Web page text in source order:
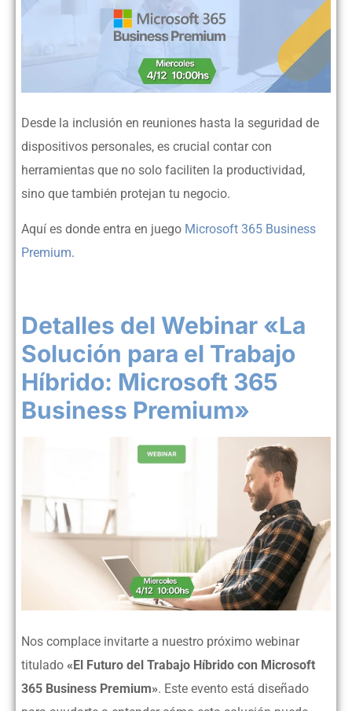
Desde la inclusión en reuniones hasta la seguridad de
dispositivos personales, es crucial contar con
herramientas que no solo faciliten la productividad,
sino que también protejan tu negocio.
Aquí es donde entra en juego Microsoft 365 Business
Premium.
Detalles del Webinar «La
Solución para el Trabajo
Híbrido: Microsoft 365
Business Premium»
Nos complace invitarte a nuestro próximo webinar
titulado «El Futuro del Trabajo Híbrido con Microsoft
365 Business Premium». Este evento está diseñado